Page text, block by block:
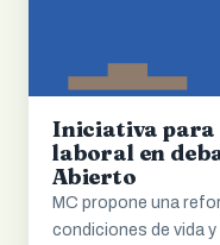
Iniciativa
laboral en
Abierto
MC propone una
condiciones de vida